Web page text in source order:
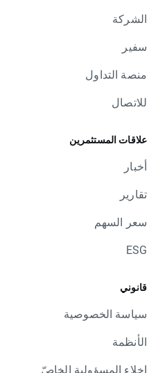
الشركة
سفير
منصة التداول
للاتصال
علاقات المستثمرين
أخبار
تقارير
سعر السهم
ESG
قانوني
سياسة الخصوصية
الأنظمة
إخلاء المسؤولية الخاصّ